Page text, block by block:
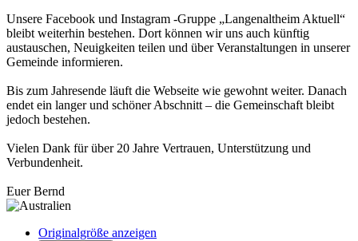
Unsere Facebook und Instagram -Gruppe „Langenaltheim Aktuell“
bleibt weiterhin bestehen. Dort können wir uns auch künftig
austauschen, Neuigkeiten teilen und über Veranstaltungen in unserer
Gemeinde informieren.
Bis zum Jahresende läuft die Webseite wie gewohnt weiter. Danach
endet ein langer und schöner Abschnitt – die Gemeinschaft bleibt
jedoch bestehen.
Vielen Dank für über 20 Jahre Vertrauen, Unterstützung und
Verbundenheit.
Euer Bernd
Originalgröße anzeigen